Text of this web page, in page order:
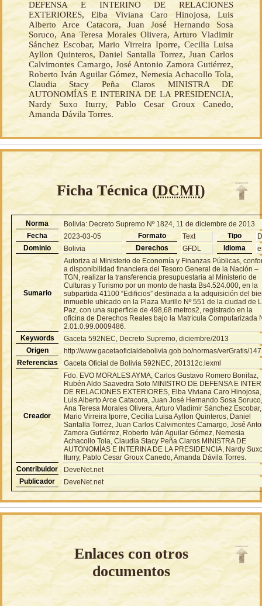
DEFENSA E INTERINO DE RELACIONES
EXTERIORES, Elba Viviana Caro Hinojosa, Luis
Alberto Arce Catacora, Juan José Hernando Sosa
Soruco, Ana Teresa Morales Olivera, Arturo Vladimir
Sánchez Escobar, Mario Virreira Iporre, Cecilia Luisa
Ayllon Quinteros, Daniel Santalla Torrez, Juan Carlos
Calvimontes Camargo, José Antonio Zamora Gutiérrez,
Roberto Iván Aguilar Gómez, Nemesia Achacollo Tola,
Claudia Stacy Peña Claros MINISTRA DE
AUTONOMÍAS E INTERINA DE LA PRESIDENCIA,
Nardy Suxo Iturry, Pablo Cesar Groux Canedo,
Amanda Dávila Torres.
Ficha Técnica (DCMI)
Norma
Bolivia: Decreto Supremo Nº 1824, 11 de diciembre de 2013
Fecha
2023-03-05 Formato Text Tipo
Dominio
Bolivia Derechos GFDL Idioma
Sumario
Autoriza al Ministerio de Economía y Finanzas Públicas,
a disponibilidad financiera del Tesoro General de la Nación –
TGN, realizar la transferencia presupuestaria al Ministerio de
Culturas y Turismo por un monto de hasta Bs4.524.000, en la
subpartida 41100 “Edificios” destinada a la adquisición del
inmueble ubicado en la Plaza Murillo Nº 551 de la ciudad de
Paz, con una superficie de 498,68 metros2, registrado en la
oficina de Derechos Reales bajo la Matrícula Computarizada
2.01.0.99.0009486.
Keywords
Gaceta 592NEC, Decreto Supremo, diciembre/2013
Origen
http://www.gacetaoficialdebolivia.gob.bo/normas/verGratis/
Referencias
Gaceta Oficial de Bolivia 592NEC, 201312c.lexml
Creador
Fdo. EVO MORALES AYMA, Carlos Gustavo Romero Bonifaz,
Rubén Aldo Saavedra Soto MINISTRO DE DEFENSA E
DE RELACIONES EXTERIORES, Elba Viviana Caro Hinojosa,
Luis Alberto Arce Catacora, Juan José Hernando Sosa
Ana Teresa Morales Olivera, Arturo Vladimir Sánchez Escobar,
Mario Virreira Iporre, Cecilia Luisa Ayllon Quinteros, Daniel
Santalla Torrez, Juan Carlos Calvimontes Camargo, José
Zamora Gutiérrez, Roberto Iván Aguilar Gómez, Nemesia
Achacollo Tola, Claudia Stacy Peña Claros MINISTRA DE
AUTONOMÍAS E INTERINA DE LA PRESIDENCIA, Nardy
Iturry, Pablo Cesar Groux Canedo, Amanda Dávila Torres.
Contribuidor
DeveNet.net
Publicador
DeveNet.net
Enlaces con otros
documentos